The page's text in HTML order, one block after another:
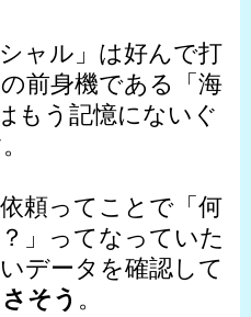
ャル」は好んで打
前身機である「海
もう記憶にないぐ
頼ってことで「何
」ってなっていた
データを確認して
そう 。